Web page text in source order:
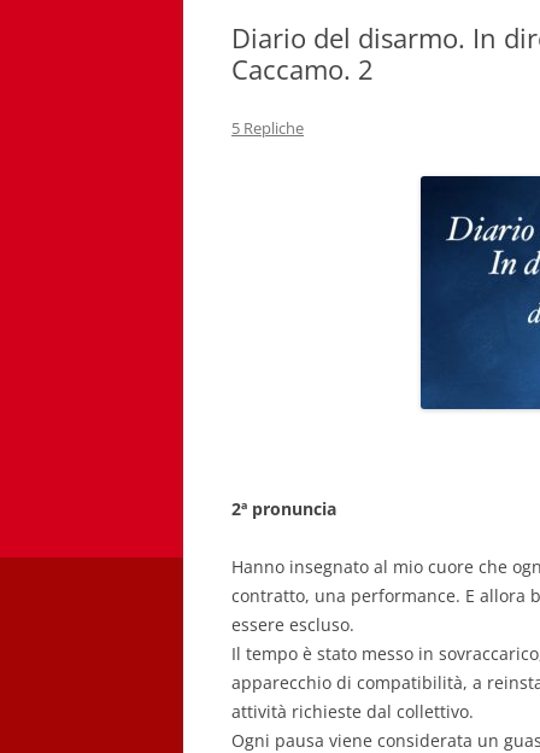
Diario del disarmo. In
Caccamo. 2
5 Repliche
2ª pronuncia
Hanno insegnato al mio cuore che
contratto, una performance. E allora
essere escluso.
Il tempo è stato messo in
apparecchio di compatibilità, a
attività richieste dal collettivo.
Ogni pausa viene considerata un